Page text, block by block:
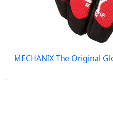
MECHANIX The Original